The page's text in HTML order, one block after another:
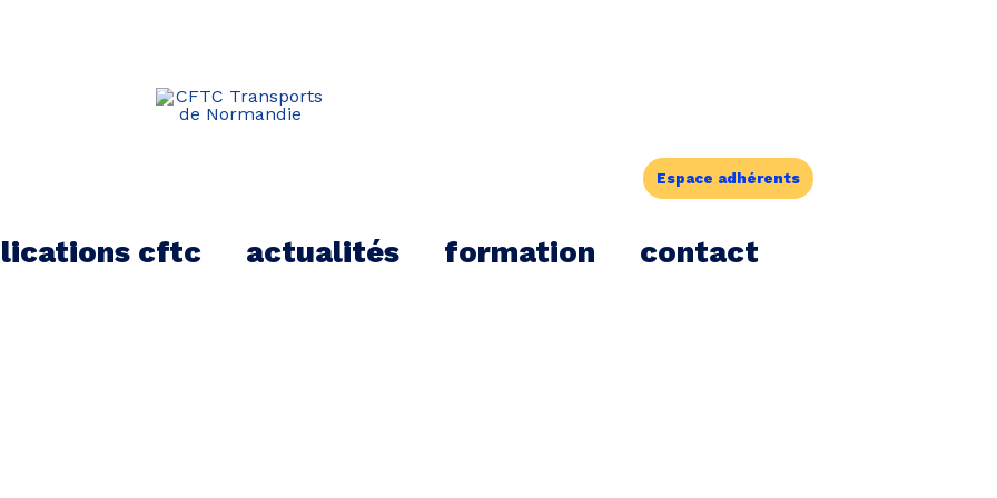
Espace adhérents
cftc actualités formation contact